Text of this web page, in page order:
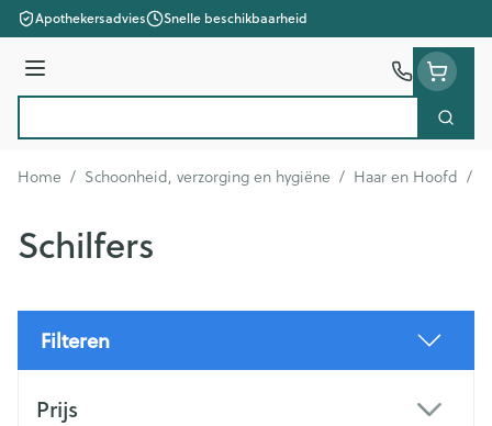
Ga naar de inhoud
Apothekersadvies Snelle beschikbaarheid
Menu
Zoek
Home / Schoonheid, verzorging en hygiëne / Haar en Hoofd /
Schilfers
Filteren
Prijs